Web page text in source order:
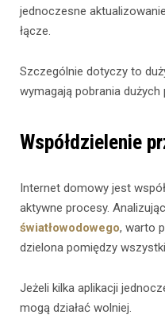
jednoczesne
łącze.
Szczególnie dotyczy to
wymagają pobrania dużych
Współdzielenie
Internet domowy jest
aktywne procesy. Analizując
światłowodowego, warto
dzielona pomiędzy
Jeżeli kilka aplikacji
mogą działać wolniej.